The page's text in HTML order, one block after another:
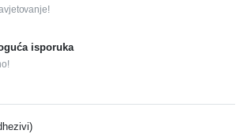
isporuka